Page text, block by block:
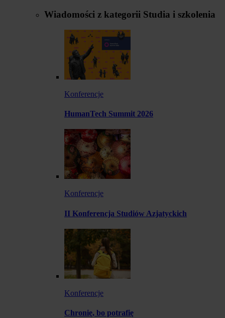
Wiadomości z kategorii Studia i szkolenia
Konferencje
HumanTech Summit 2026
Konferencje
II Konferencja Studiów Azjatyckich
Konferencje
Chronię, bo potrafię